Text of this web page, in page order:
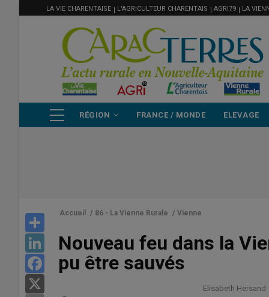
MENU
FILIÈRE
LA VIE CHARENTAISE L'AGRICULTEUR CHARENTAIS AGRI79 LA
PRINCIPALE
RÉGION FRANCE / MONDE ELEVAGE
LinkedIn
Facebook
Accueil / 86 - La Vienne Rurale / Vienne
Nouveau feu dans la
pu être sauvés
Elisabeth Hersand